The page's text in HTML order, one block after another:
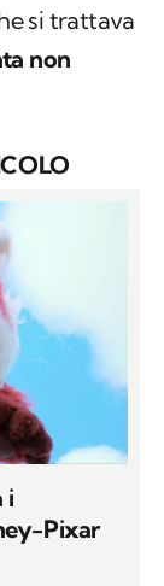
si trattava
non
i
Pixar